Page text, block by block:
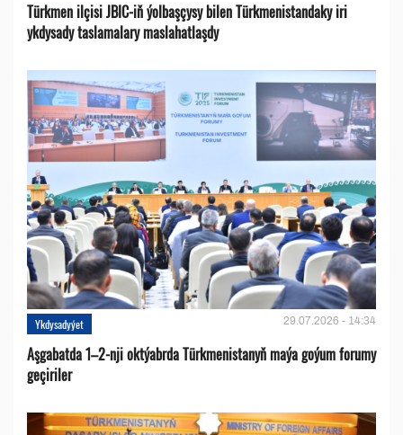
Türkmen ilçisi JBIC-iň ýolbaşçysy bilen Türkmenistandaky iri
ykdysady taslamalary maslahatlaşdy
Ykdysadyýet 29.07.2026 - 14:34
Aşgabatda 1–2-nji oktýabrda Türkmenistanyň maýa goýum forumy
geçiriler